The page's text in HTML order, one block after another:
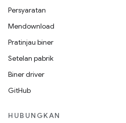
Persyaratan
Mendownload
Pratinjau biner
Setelan pabrik
Biner driver
GitHub
HUBUNGKAN